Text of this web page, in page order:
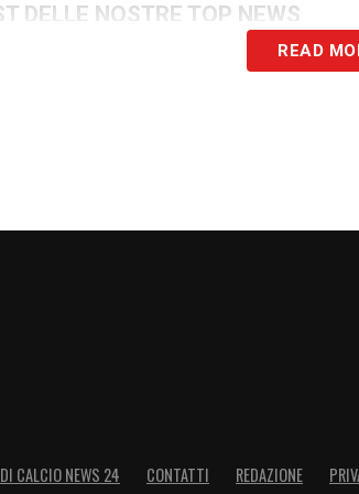
DELLE NOSTRE TOP NEWS
READ
CALCIO NEWS 24 CONTATTI REDAZIONE